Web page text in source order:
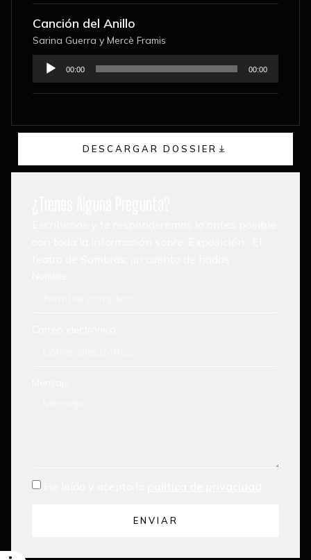
ENVIAR
audio
Canción del Anillo
Sarina Guerra y Mercè Framis
Reproductor
de
audio
00:00 00:00
DESCARGAR DOSSIER